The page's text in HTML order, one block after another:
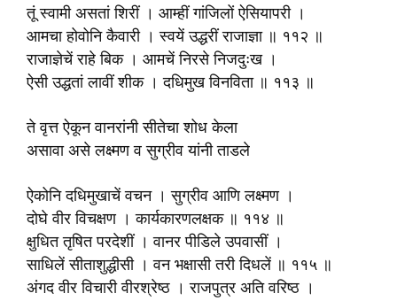
तूं स्वामी असतां शिरीं । आम्हीं गांजिलों ऐसियापरी ।
आमचा होवोनि कैवारी । स्वयें उद्धरीं राजाज्ञा ॥ ११२ ॥
राजाज्ञेचें राहे बिक । आमचें निरसे निजदुःख ।
ऐसी उद्धतां लावीं शीक । दधिमुख विनविता ॥ ११३ ॥
ते वृत्त ऐकून वानरांनी सीतेचा शोध केला
असावा असे लक्ष्मण व सुग्रीव यांनी ताडले
ऐकोनि दधिमुखाचें वचन । सुग्रीव आणि लक्ष्मण ।
दोघे वीर विचक्षण । कार्यकारणलक्षक ॥ ११४ ॥
क्षुधित तृषित परदेशीं । वानर पीडिले उपवासीं ।
साधिलें सीताशुद्धीसी । वन भक्षासी तरी दिधलें ॥ ११५ ॥
अंगद वीर विचारी वीरश्रेष्ठ । राजपुत्र अति वरिष्ठ ।